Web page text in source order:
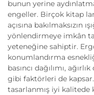
bunun yerine
engeller. Birçok kitap
açısına bakılmaksızın
yönlendirmeye imkân
yeteneğine sahiptir.
konumlandırma
basıncı dağılımı,
gibi faktörleri de
tasarlanmış iyi kalitede